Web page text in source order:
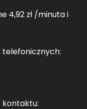
4,92 zł /minuta i
telefonicznych:
kontaktu: